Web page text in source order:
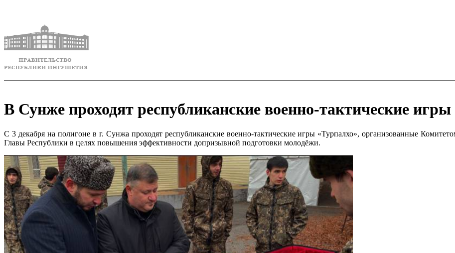
В Сунже проходят республиканские военно-тактические
С 3 декабря на полигоне в г. Сунжа проходят республиканские военно-тактические игры «Турпалхо», организованные
Главы Республики в целях повышения эффективности допризывной подготовки молодёжи.